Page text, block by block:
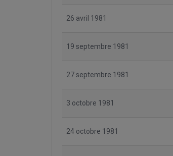
26 avril 1981
19 septembre 1981
27 septembre 1981
3 octobre 1981
24 octobre 1981